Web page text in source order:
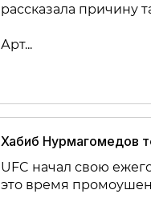
рассказала причину
Арт...
Хабиб Нурмагомедов
UFC начал свою
это время